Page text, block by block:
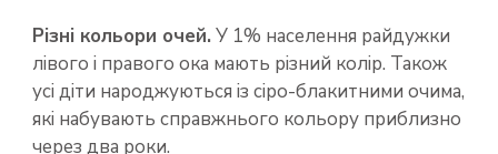
Різні кольори очей.У 1% населення райдужки
лівого і правого ока мають різний колір. Також
усі діти народжуються із сіро-блакитними очима,
які набувають справжнього кольору приблизно
через два роки.